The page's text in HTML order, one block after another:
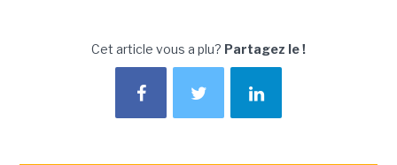
Cet article vous a plu? Partagez le !